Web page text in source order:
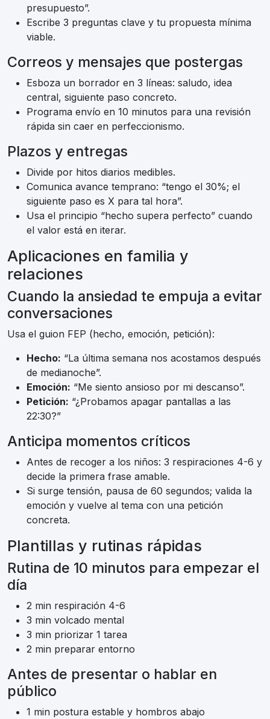
presupuesto”.
Escribe 3 preguntas clave y tu propuesta mínima
viable.
Correos y mensajes que postergas
Esboza un borrador en 3 líneas: saludo, idea
central, siguiente paso concreto.
Programa envío en 10 minutos para una revisión
rápida sin caer en perfeccionismo.
Plazos y entregas
Divide por hitos diarios medibles.
Comunica avance temprano: “tengo el 30%; el
siguiente paso es X para tal hora”.
Usa el principio “hecho supera perfecto” cuando
el valor está en iterar.
Aplicaciones en familia y
relaciones
Cuando la ansiedad te empuja a evitar
conversaciones
Usa el guion FEP (hecho, emoción, petición):
Hecho: “La última semana nos acostamos después
de medianoche”.
Emoción: “Me siento ansioso por mi descanso”.
Petición: “¿Probamos apagar pantallas a las
22:30?”
Anticipa momentos críticos
Antes de recoger a los niños: 3 respiraciones 4-6 y
decide la primera frase amable.
Si surge tensión, pausa de 60 segundos; valida la
emoción y vuelve al tema con una petición
concreta.
Plantillas y rutinas rápidas
Rutina de 10 minutos para empezar el
día
2 min respiración 4-6
3 min volcado mental
3 min priorizar 1 tarea
2 min preparar entorno
Antes de presentar o hablar en
público
1 min postura estable y hombros abajo